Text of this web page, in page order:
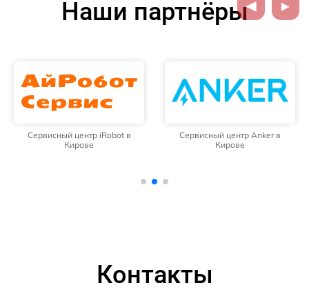
Наши партнёры
Сервисный центр iRobot в
Кирове
Сервисный центр Anker в
Кирове
Контакты